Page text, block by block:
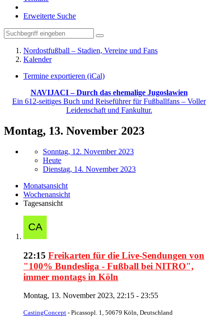
Erweiterte Suche
Nordostfußball – Stadien, Vereine und Fans
Kalender
Termine exportieren (iCal)
NAVIJACI – Durch das ehemalige Jugoslawien
Ein 612-seitiges Buch und Reiseführer für Fußballfans – Voller
Leidenschaft und Fankultur.
Montag, 13. November 2023
Sonntag, 12. November 2023
Heute
Dienstag, 14. November 2023
Monatsansicht
Wochenansicht
Tagesansicht
22:15 Freikarten für die Live-Sendungen von
"100% Bundesliga - Fußball bei NITRO",
immer montags in Köln
Montag, 13. November 2023, 22:15 - 23:55
CastingConcept - Picassopl. 1, 50679 Köln, Deutschland